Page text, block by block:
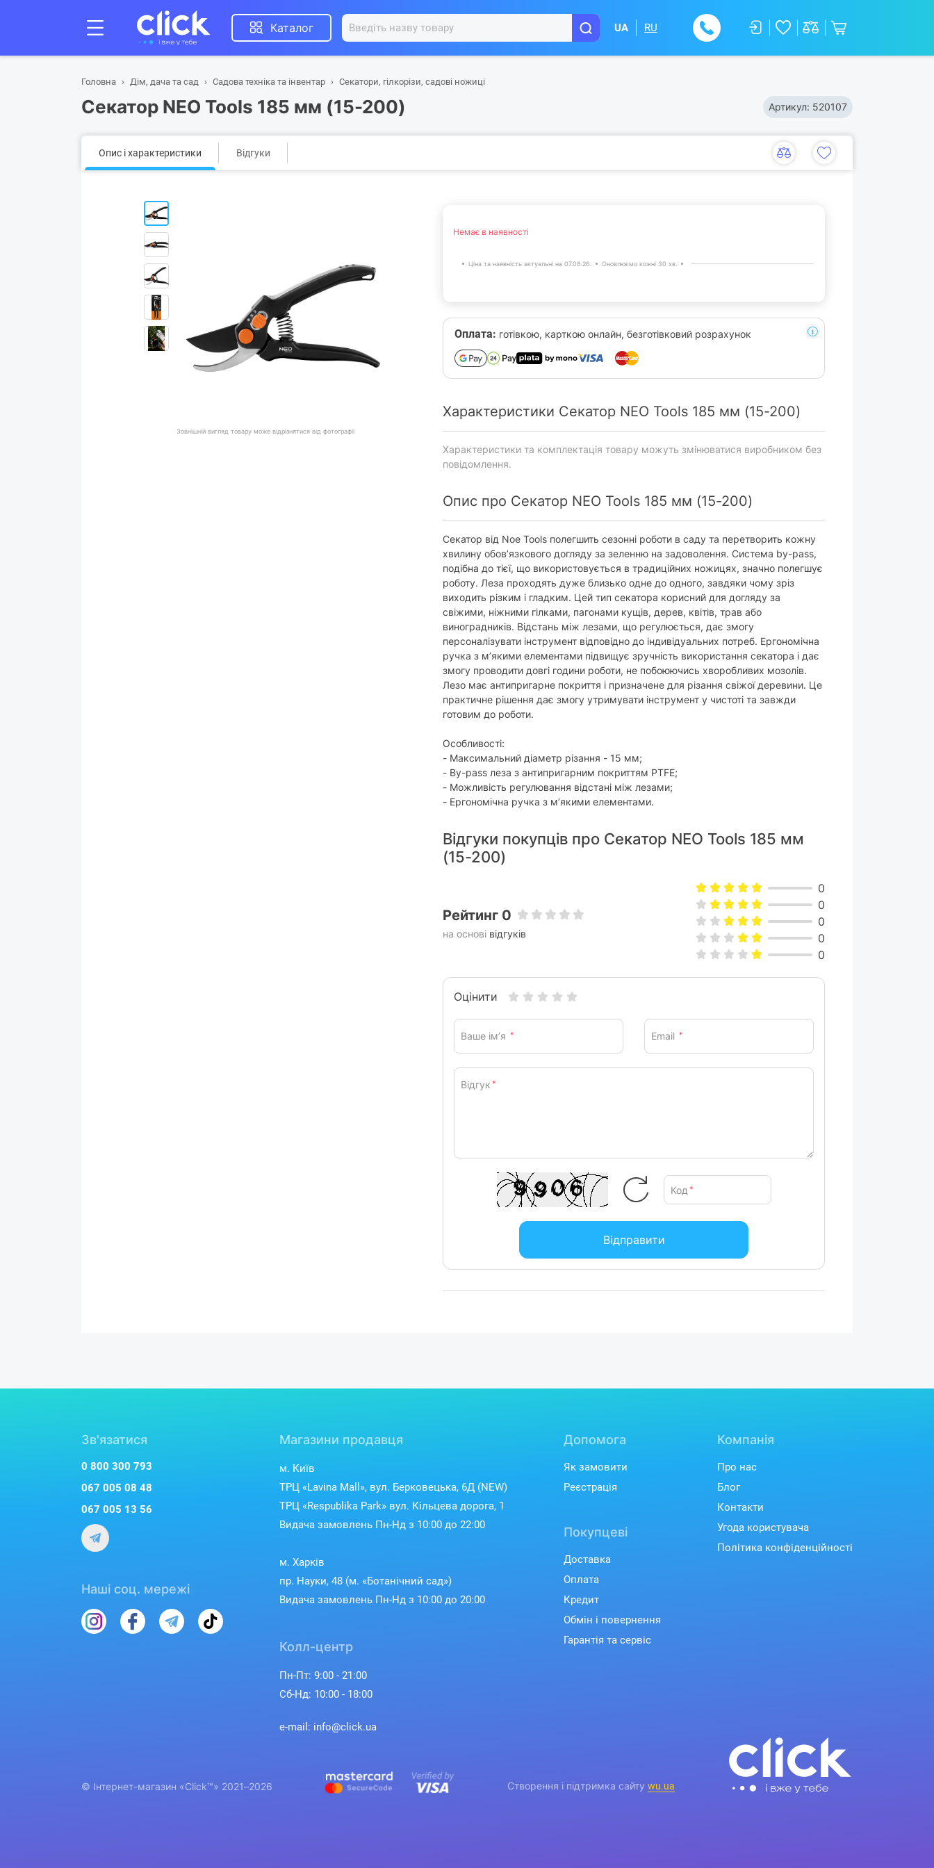
Каталог UA RU
Головна Дім, дача та сад Садова техніка та інвентар Секатори, гілкорізи, садові ножиці
Секатор NEO Tools 185 мм (15-200) Артикул: 520107
Опис і характеристики Відгуки
Зовнішній вигляд товару може відрізнятися від фотографії
Немає в наявності
Ціна та наявність актуальні на 07.08.26. Оновлюємо кожні 30 хв.
Оплата: готівкою, карткою онлайн, безготівковий розрахунок
Характеристики Секатор NEO Tools 185 мм (15-200)
Характеристики та комплектація товару можуть змінюватися виробником без
повідомлення.
Опис про Секатор NEO Tools 185 мм (15-200)
Секатор від Noe Tools полегшить сезонні роботи в саду та перетворить кожну
хвилину обов’язкового догляду за зеленню на задоволення. Система by-pass,
подібна до тієї, що використовується в традиційних ножицях, значно полегшує
роботу. Леза проходять дуже близько одне до одного, завдяки чому зріз
виходить різким і гладким. Цей тип секатора корисний для догляду за
свіжими, ніжними гілками, пагонами кущів, дерев, квітів, трав або
виноградників. Відстань між лезами, що регулюється, дає змогу
персоналізувати інструмент відповідно до індивідуальних потреб. Ергономічна
ручка з м’якими елементами підвищує зручність використання секатора і дає
змогу проводити довгі години роботи, не побоюючись хворобливих мозолів.
Лезо має антипригарне покриття і призначене для різання свіжої деревини. Це
практичне рішення дає змогу утримувати інструмент у чистоті та завжди
готовим до роботи.
Особливості:
- Максимальний діаметр різання - 15 мм;
- By-pass леза з антипригарним покриттям PTFE;
- Можливість регулювання відстані між лезами;
- Ергономічна ручка з м’якими елементами.
Відгуки покупців про Секатор NEO Tools 185 мм
(15-200)
Рейтинг 0
на основі відгуків
0
0
0
0
0
Оцінити
Ваше ім’я * Email *
Відгук *
Код *
Відправити
Зв'язатися
0 800 300 793
067 005 08 48
067 005 13 56
Наші соц. мережі
Магазини продавця
м. Київ
ТРЦ «Lavina Mall», вул. Берковецька, 6Д (NEW)
ТРЦ «Respublika Park» вул. Кільцева дорога, 1
Видача замовлень Пн-Нд з 10:00 до 22:00
м. Харків
пр. Науки, 48 (м. «Ботанічний сад»)
Видача замовлень Пн-Нд з 10:00 до 20:00
Колл-центр
Пн-Пт: 9:00 - 21:00
Сб-Нд: 10:00 - 18:00
e-mail: info@click.ua
Допомога
Як замовити
Реєстрація
Покупцеві
Доставка
Оплата
Кредит
Обмін і повернення
Гарантія та сервіс
Компанія
Про нас
Блог
Контакти
Угода користувача
Політика конфіденційності
© Інтернет-магазин «Click™» 2021–2026 Створення і підтримка сайтуwu.ua